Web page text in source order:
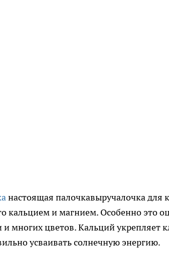
настоящая палочкавыручалочка для
кальцием и магнием. Особенно это
многих цветов. Кальций укрепляет
усваивать солнечную энергию.